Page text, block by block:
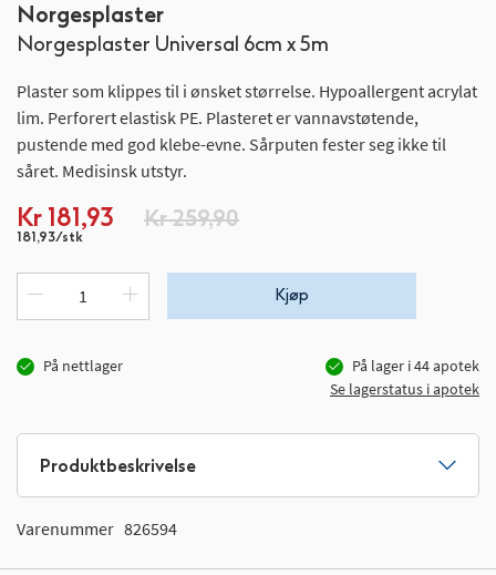
Norgesplaster
Norgesplaster Universal 6cm x 5m
Plaster som klippes til i ønsket størrelse. Hypoallergent acrylat
lim. Perforert elastisk PE. Plasteret er vannavstøtende,
pustende med god klebe-evne. Sårputen fester seg ikke til
såret. Medisinsk utstyr.
Spesialpris
Kr 181,93 Kr 259,90
181,93/stk
Kjøp
På nettlager På lager i44apotek
Se lagerstatus i apotek
til
begynnelsen
bildegalleri
Produktbeskrivelse
Varenummer 826594